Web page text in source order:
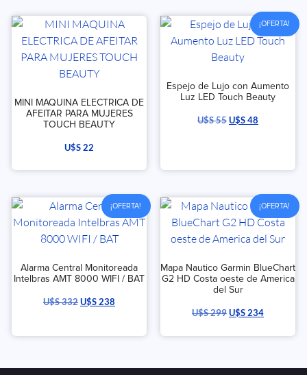
MINI MAQUINA ELECTRICA DE
AFEITAR PARA MUJERES
TOUCH BEAUTY
U$S22
¡OFERTA!
Espejo de Lujo con Aumento
Luz LED Touch Beauty
U$S55U$S48
¡OFERTA!
Alarma Central Monitoreada
Intelbras AMT 8000 WIFI / BAT
U$S332U$S238
¡OFERTA!
Mapa Nautico Garmin BlueChart
G2 HD Costa oeste de America
del Sur
U$S299U$S234